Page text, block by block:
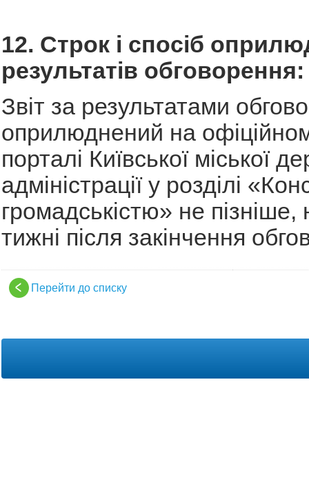
12. Строк і спосіб
результатів обговорення:
Звіт за результатами
оприлюднений на
порталі Київської міської
адміністрації у розділі
громадськістю» не пізніше,
тижні після закінчення
Перейти до списку